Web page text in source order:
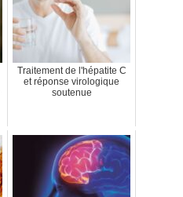
Traitement de l'hépatite C
et réponse virologique
soutenue